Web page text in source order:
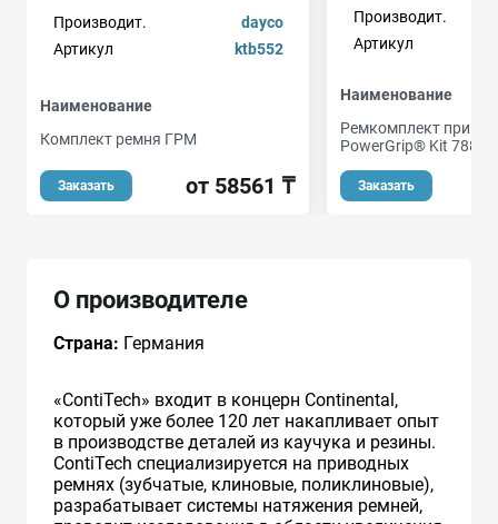
Производит.
dayco
Артикул
ktb552
Наименование
Комплект ремня ГРМ
Заказать от 58561 ₸
Производит.
Артикул
Наименование
Ремкомплект
PowerGrip® Kit 7883-
Заказать
О производителе
Страна: Германия
«ContiTech» входит в концерн Continental,
который уже более 120 лет накапливает опыт
в производстве деталей из каучука и резины.
ContiTech специализируется на приводных
ремнях (зубчатые, клиновые, поликлиновые),
разрабатывает системы натяжения ремней,